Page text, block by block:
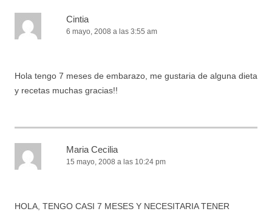
Cintia
6 mayo, 2008 a las 3:55 am
Hola tengo 7 meses de embarazo, me gustaria de alguna dieta
y recetas muchas gracias!!
Maria Cecilia
15 mayo, 2008 a las 10:24 pm
HOLA, TENGO CASI 7 MESES Y NECESITARIA TENER